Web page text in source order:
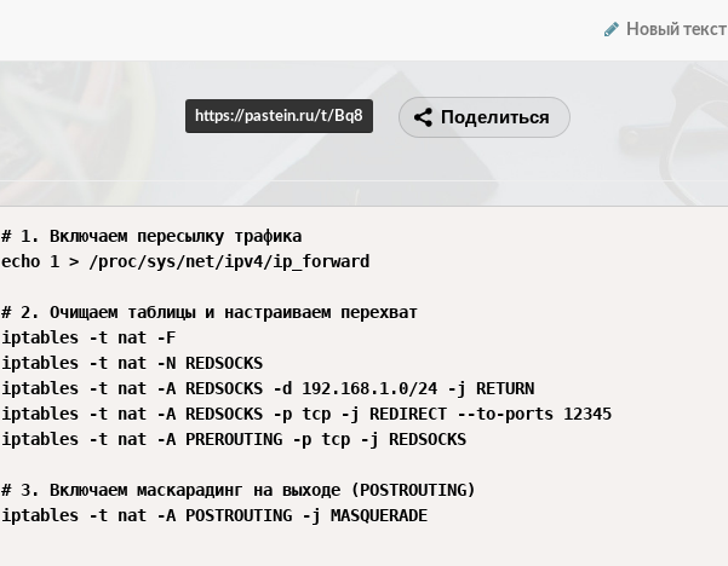
Новый текст
https://pastein.ru/t/Bq8 Поделиться
# 1. Включаем пересылку трафика
echo 1 > /proc/sys/net/ipv4/ip_forward
# 2. Очищаем таблицы и настраиваем перехват
iptables -t nat -F
iptables -t nat -N REDSOCKS
iptables -t nat -A REDSOCKS -d 192.168.1.0/24 -j RETURN
iptables -t nat -A REDSOCKS -p tcp -j REDIRECT --to-ports 12345
iptables -t nat -A PREROUTING -p tcp -j REDSOCKS
# 3. Включаем маскарадинг на выходе (POSTROUTING)
iptables -t nat -A POSTROUTING -j MASQUERADE